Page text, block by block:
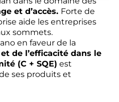
et d’accès. Forte de
aide les entreprises
sommets.
en faveur de la
de l’efficacité dans le
(C + SQE) est
ses produits et